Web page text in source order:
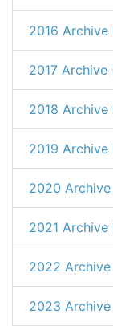
2016 Archive
2017 Archive
2018 Archive
2019 Archive
2020
2021 Archive
2022 Archive
2023 Archive